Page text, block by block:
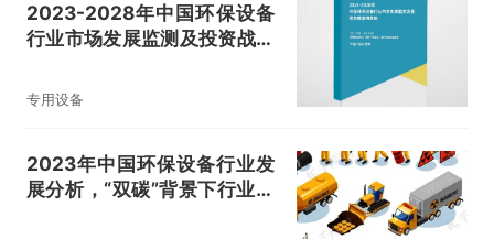
2023-2028年中国环保设备
行业市场发展监测及投资战略
专用设备
2023年中国环保设备行业发
展分析，“双碳”背景下行业迎